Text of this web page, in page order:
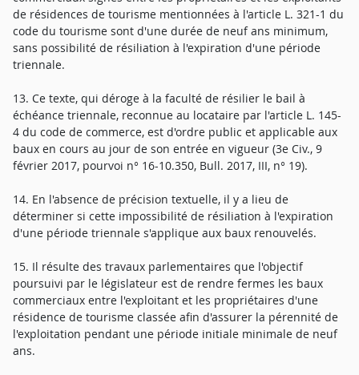
de résidences de tourisme mentionnées à l'article L. 321-1 du
code du tourisme sont d'une durée de neuf ans minimum,
sans possibilité de résiliation à l'expiration d'une période
triennale.
13. Ce texte, qui déroge à la faculté de résilier le bail à
échéance triennale, reconnue au locataire par l'article L. 145-
4 du code de commerce, est d'ordre public et applicable aux
baux en cours au jour de son entrée en vigueur (3e Civ., 9
février 2017, pourvoi n° 16-10.350, Bull. 2017, III, n° 19).
14. En l'absence de précision textuelle, il y a lieu de
déterminer si cette impossibilité de résiliation à l'expiration
d'une période triennale s'applique aux baux renouvelés.
15. Il résulte des travaux parlementaires que l'objectif
poursuivi par le législateur est de rendre fermes les baux
commerciaux entre l'exploitant et les propriétaires d'une
résidence de tourisme classée afin d'assurer la pérennité de
l'exploitation pendant une période initiale minimale de neuf
ans.